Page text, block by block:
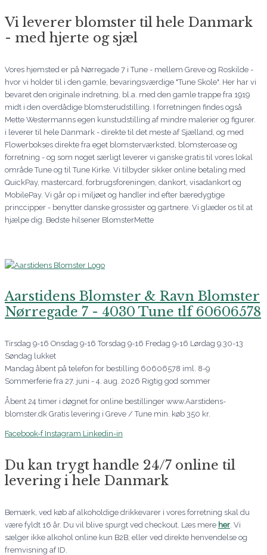
Vi leverer blomster til hele Danmark
- med hjerte og sjæl
Vores hjemsted er på Nørregade 7 i Tune - mellem Greve og Roskilde -
hvor vi holder til i den gamle, bevaringsværdige "Tune Skole". Her har vi
bevaret den originale indretning, bl.a. med den gamle trappe fra 1919
midt i den overdådige blomsterudstilling. I forretningen findes også
Mette Westermanns egen kunstudstilling af mindre malerier og figurer.
i leverer til hele Danmark - direkte til det meste af Sjælland, og med
Flowerbokses direkte fra eget blomsterværksted, blomsteroase og
forretning - og som noget særligt leverer vi ganske gratis til vores lokal
område Tune og til Tune Kirke. Vi tilbyder sikker online betaling med
QuickPay, mastercard, forbrugsforeningen, dankort, visadankort og
MobilePay. Vi går op i miljøet og handler ind efter bæredygtige
princcipper - benytter danske grossister og gartnere. Vi glæder os til at
hjælpe dig. Bedste hilsener BlomsterMette
Aarstidens Blomster & Ravn Blomster
Nørregade 7 - 4030 Tune tlf 60606578
Tirsdag 9-16 Onsdag 9-16 Torsdag 9-16 Fredag 9-16 Lørdag 9.30-13
Søndag lukket
Mandag åbent på telefon for bestilling 60606578 iml. 8-9
Sommerferie fra 27. juni - 4. aug. 2026 Rigtig god sommer
Åbent 24 timer i døgnet for online bestillinger www.Aarstidens-
blomster.dk Gratis levering i Greve / Tune min. køb 350 kr.
Facebook-f Instagram Linkedin-in
Du kan trygt handle 24/7 online til
levering i hele Danmark
Bemærk, ved køb af alkoholdige drikkevarer i vores forretning skal du
være fyldt 16 år. Du vil blive spurgt ved checkout. Læs mere her . Vi
sælger ikke alkohol online kun B2B, eller ved direkte henvendelse og
fremvisning af ID.